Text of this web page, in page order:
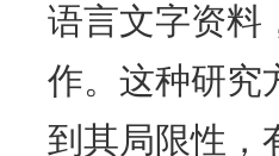
语言文字资料
作。这种研究
到其局限性，